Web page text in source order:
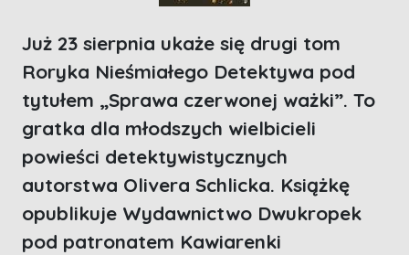
Już 23 sierpnia ukaże się drugi tom
Roryka Nieśmiałego Detektywa pod
tytułem „Sprawa czerwonej ważki”. To
gratka dla młodszych wielbicieli
powieści detektywistycznych
autorstwa Olivera Schlicka. Książkę
opublikuje Wydawnictwo Dwukropek
pod patronatem Kawiarenki